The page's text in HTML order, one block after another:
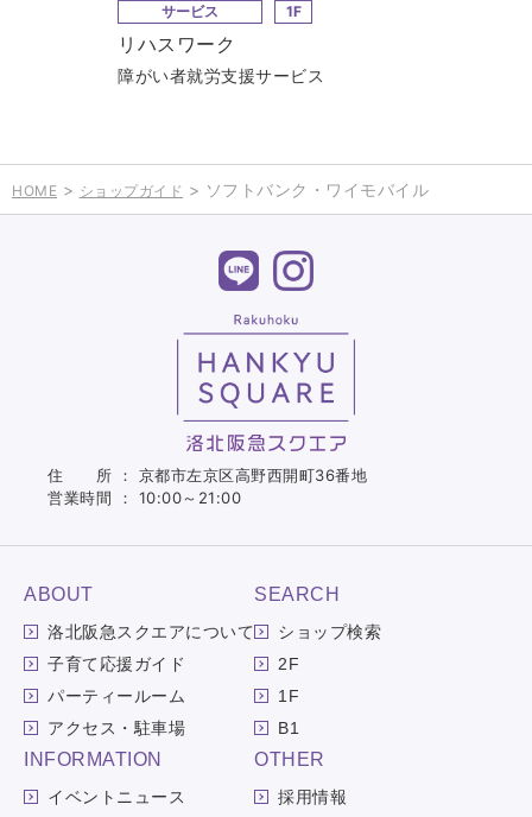
サービス 1F
リハスワーク
障がい者就労支援サービス
HOME > ショップガイド > ソフトバンク・ワイモバイル
住 所 ： 京都市左京区高野西開町36番地
営業時間 ： 10:00～21:00
ABOUT
洛北阪急スクエアについて
子育て応援ガイド
パーティールーム
アクセス・駐車場
SEARCH
ショップ検索
2F
1F
B1
INFORMATION
イベントニュース
OTHER
採用情報